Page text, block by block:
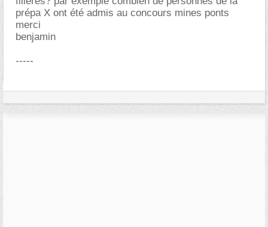
prépa X ont été admis au concours mines ponts
merci
benjamin
-----